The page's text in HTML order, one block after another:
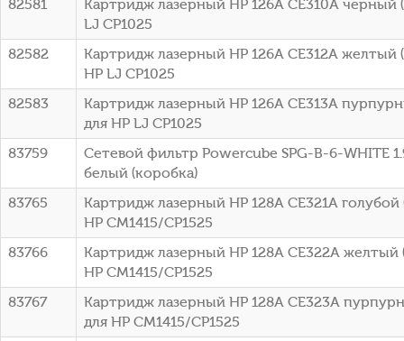
82581
Картридж лазерный HP 126A CE310A черный
LJ CP1025
82582
Картридж лазерный HP 126A CE312A желтый
HP LJ CP1025
82583
Картридж лазерный HP 126A CE313A
для HP LJ CP1025
83759
Сетевой фильтр Powercube SPG-B-6-WHITE
белый (коробка)
83765
Картридж лазерный HP 128A CE321A голубой
HP CM1415/CP1525
83766
Картридж лазерный HP 128A CE322A желтый
HP CM1415/CP1525
83767
Картридж лазерный HP 128A CE323A
для HP CM1415/CP1525